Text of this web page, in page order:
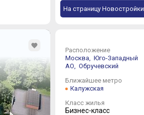
На страницу Новостройки
Расположение
Москва,
Юго-Западный
АО,
Обручевский
Ближайшее метро
Калужская
Класс жилья
Бизнес-класс